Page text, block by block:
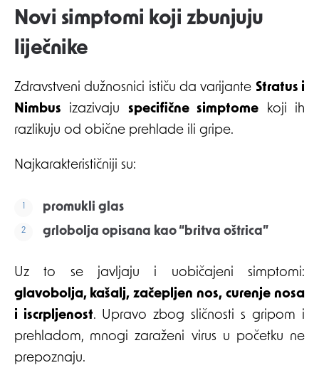
Novi simptomi koji zbunjuju
liječnike
Zdravstveni dužnosnici ističu da varijante Stratus i
Nimbus izazivaju specifične simptome koji ih
razlikuju od obične prehlade ili gripe.
Najkarakterističniji su:
promukli glas
grlobolja opisana kao “britva oštrica”
Uz to se javljaju i uobičajeni simptomi:
glavobolja, kašalj, začepljen nos, curenje nosa
i iscrpljenost. Upravo zbog sličnosti s gripom i
prehladom, mnogi zaraženi virus u početku ne
prepoznaju.